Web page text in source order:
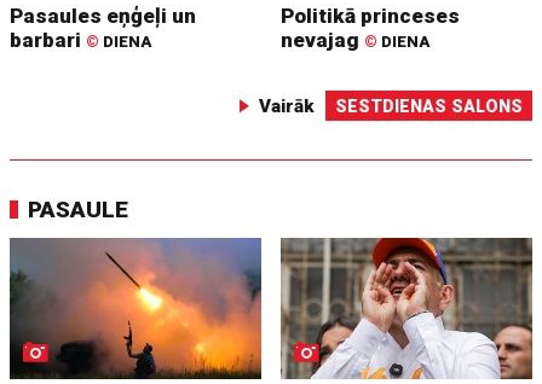
Pasaules eņģeļi un
barbari © DIENA
Politikā princeses
nevajag © DIENA
Vairāk SESTDIENAS SALONS
PASAULE